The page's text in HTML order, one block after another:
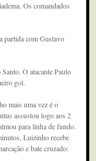
Os comandados
partida com Gustavo
O atacante Paulo
gol.
mais uma vez é o
assustou logo aos 2
para linha de fundo.
Luizinho recebe
e bate cruzado: